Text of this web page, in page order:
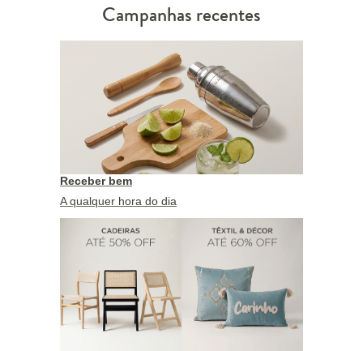
Campanhas recentes
Receber bem
A qualquer hora do dia